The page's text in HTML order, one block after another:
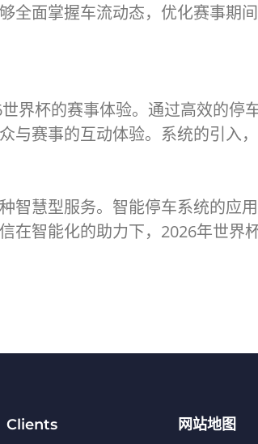
面掌握车流动态，优化赛事期
界杯的赛事体验。通过高效的停
与赛事的互动体验。系统的引入
智慧型服务。智能停车系统的应
在智能化的助力下，2026年世界
Clients 网站地图